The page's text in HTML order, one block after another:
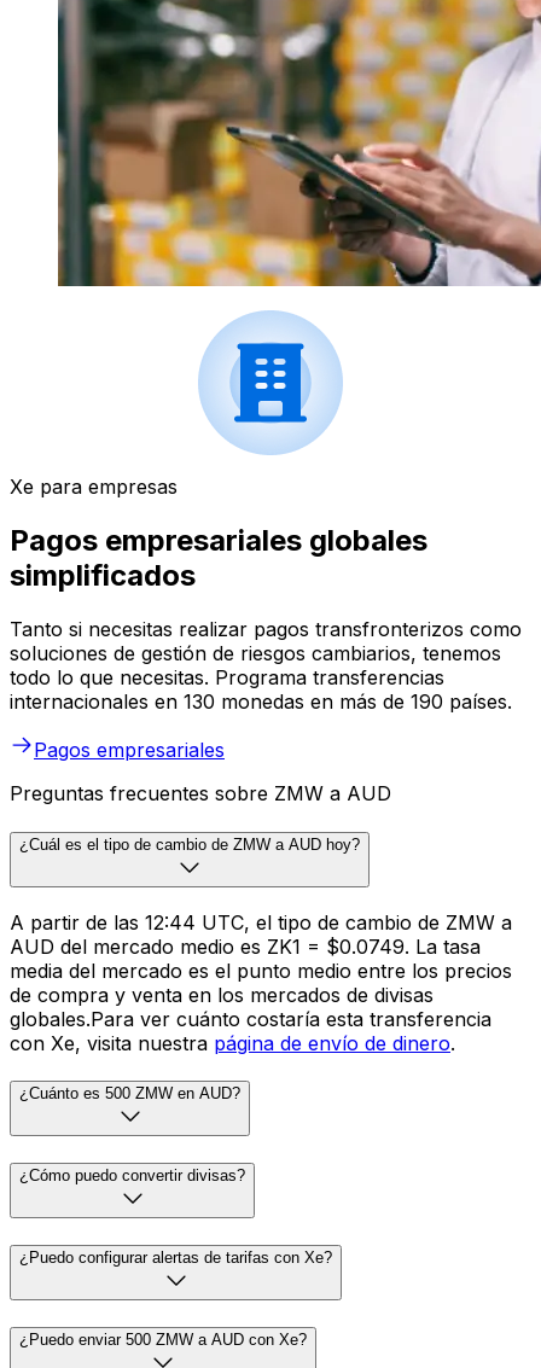
Xe para empresas
Pagos empresariales globales
simplificados
Tanto si necesitas realizar pagos transfronterizos como
soluciones de gestión de riesgos cambiarios, tenemos
todo lo que necesitas. Programa transferencias
internacionales en 130 monedas en más de 190 países.
Pagos empresariales
Preguntas frecuentes sobre ZMW a AUD
¿Cuál es el tipo de cambio de ZMW a AUD hoy?
A partir de las 12:44 UTC, el tipo de cambio de ZMW a
AUD del mercado medio es ZK1 = $0.0749. La tasa
media del mercado es el punto medio entre los precios
de compra y venta en los mercados de divisas
globales.Para ver cuánto costaría esta transferencia
con Xe, visita nuestra página de envío de dinero.
¿Cuánto es 500 ZMW en AUD?
¿Cómo puedo convertir divisas?
¿Puedo configurar alertas de tarifas con Xe?
¿Puedo enviar 500 ZMW a AUD con Xe?